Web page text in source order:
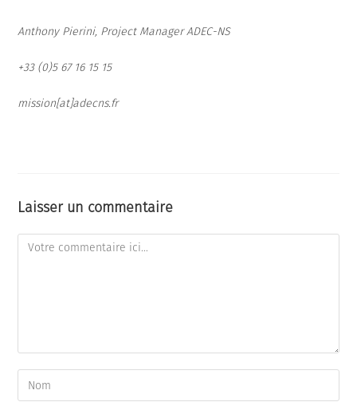
Anthony Pierini, Project Manager ADEC-NS
+33 (0)5 67 16 15 15
mission[at]adecns.fr
Laisser un commentaire
Comment
Enter
your